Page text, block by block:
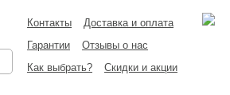
Контакты
Доставка и оплата
Гарантии
Отзывы о нас
Как выбрать?
Скидки и акции